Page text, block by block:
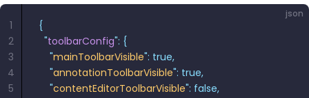
json
{
  "
toolbarConfig": {
    "
mainToolbarVisible": true,
    "
annotationToolbarVisible": true,
    "
contentEditorToolbarVisible": false,
1
2
3
4
5